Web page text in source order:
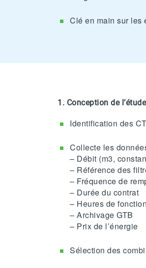
Clé en main sur les
1. Conception de
Identification des
Collecte les
– Débit (m3,
– Référence des
– Fréquence de
– Durée du contrat
– Heures de
– Archivage GTB
– Prix de l’énergie
Sélection des